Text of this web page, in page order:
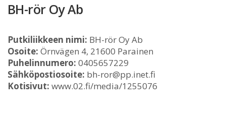
BH-rör Oy Ab
Putkiliikkeen nimi: BH-rör Oy Ab
Osoite: Örnvägen 4, 21600 Parainen
Puhelinnumero: 0405657229
Sähköpostiosoite: bh-ror@pp.inet.fi
Kotisivut: www.02.fi/media/1255076